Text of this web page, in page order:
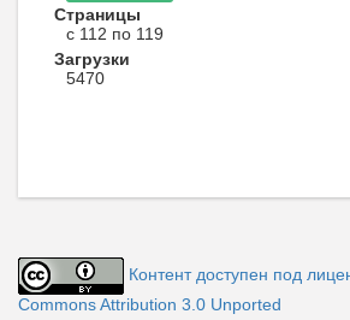
Страницы
с 112 по 119
Загрузки
5470
Контент доступен под
Commons Attribution 3.0 Unported